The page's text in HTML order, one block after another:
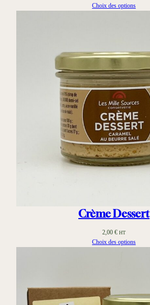
de
Choix des options
Crème Dessert
2,00 € HT
Choix des options